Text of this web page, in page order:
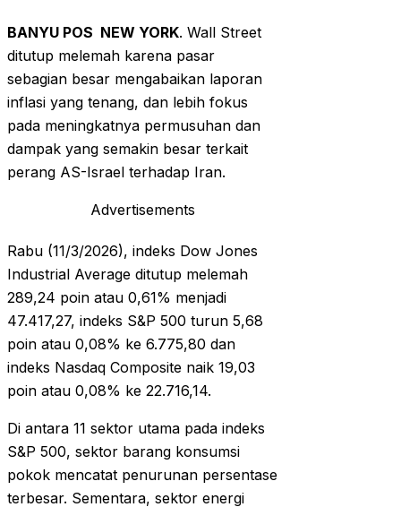
BANYU POS NEW YORK. Wall Street
ditutup melemah karena pasar
sebagian besar mengabaikan laporan
inflasi yang tenang, dan lebih fokus
pada meningkatnya permusuhan dan
dampak yang semakin besar terkait
perang AS-Israel terhadap Iran.
Advertisements
Rabu (11/3/2026), indeks Dow Jones
Industrial Average ditutup melemah
289,24 poin atau 0,61% menjadi
47.417,27, indeks S&P 500 turun 5,68
poin atau 0,08% ke 6.775,80 dan
indeks Nasdaq Composite naik 19,03
poin atau 0,08% ke 22.716,14.
Di antara 11 sektor utama pada indeks
S&P 500, sektor barang konsumsi
pokok mencatat penurunan persentase
terbesar. Sementara, sektor energi